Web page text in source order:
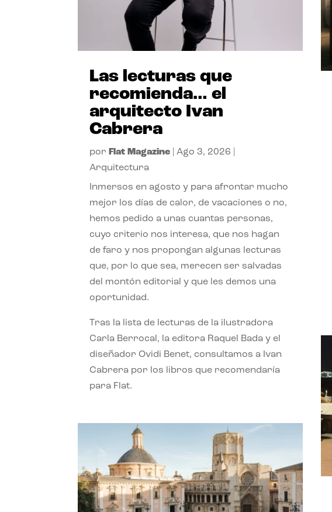
Las lecturas que
recomienda… el
arquitecto Ivan
Cabrera
por Flat Magazine |Ago 3, 2026
Arquitectura
Inmersos en agosto y para afrontar mucho
mejor los días de calor, de vacaciones o no,
hemos pedido a unas cuantas personas,
cuyo criterio nos interesa, que nos hagan
de faro y nos propongan algunas lecturas
que, por lo que sea, merecen ser salvadas
del montón editorial y que les demos una
oportunidad.
Tras la lista de lecturas de la ilustradora
Carla Berrocal, la editora Raquel Bada y el
diseñador Ovidi Benet, consultamos a Ivan
Cabrera por los libros que recomendaría
para Flat.